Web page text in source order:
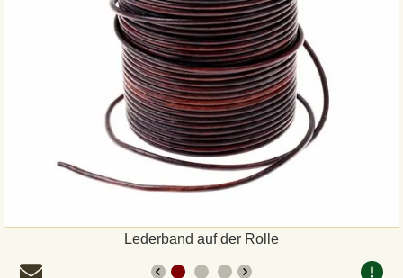
Lederband auf der Rolle
Rechnung
UPS